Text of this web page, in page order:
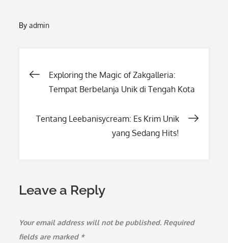
Byadmin
Post
Exploring the Magic of Zakgalleria:
Tempat Berbelanja Unik di Tengah Kota
Tentang Leebanisycream: Es Krim Unik
yang Sedang Hits!
Leave a Reply
Your email address will not be published. Required
fields are marked *